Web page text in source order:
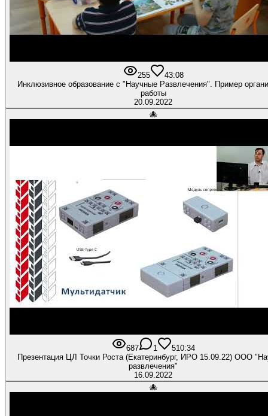
255 43:08
Инклюзивное образование с "Научные Развлечения". Пример
работы
20.09.2022
🐙
687 1 510:34
Презентация ЦЛ Точки Роста (Екатеринбург, ИРО 15.09.22) ООО "Научные
развлечения"
16.09.2022
🐙